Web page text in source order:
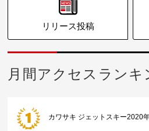
リリース投稿
月間アクセスランキ
カワサキ ジェットスキー2020